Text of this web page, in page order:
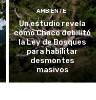
AMBIENTE
Un estudio revela
cómo Chaco debilitó
la Ley de Bosques
para habilitar
desmontes
masivos